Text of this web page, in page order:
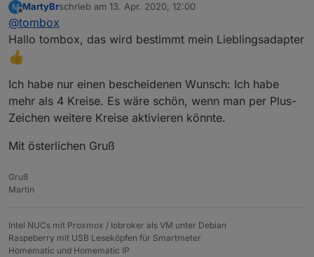
komplett neugeschrieben nur die Optionen wurden
Zum Installieren:
g
Beliebig auswählen und die Url einfügen.
Dann unter Adapter den Gartenbewaesserung Adapter
suchen und ganz rechts auf das
In den Instanzoptionen die jeweiligen Optionen
einstellen.
Mit den states in "control.*" können die Bewässerung
werden.
Die bessere alternative die auch weiterentwickelt
M
Offline
MartyBrschrieb am 13. Apr. 2020, 12:00
zuletzt editiert von
@tombox
Hallo tombox, das wird bestimmt mein Lieblingsadapter
Ich habe nur einen bescheidenen Wunsch: Ich habe
mehr als 4 Kreise. Es wäre schön, wenn man per Plus-
Zeichen weitere Kreise aktivieren könnte.
Mit österlichen Gruß
Gruß
Martin
Intel NUCs mit Proxmox / Iobroker als VM unter Debian
Raspeberry mit USB Leseköpfen für Smartmeter
Homematic und Homematic IP